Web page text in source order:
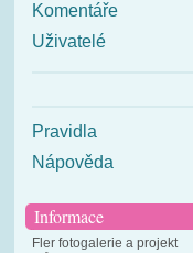
Komentáře
Uživatelé
Pravidla
Nápověda
Informace
Fler fotogalerie a projekt